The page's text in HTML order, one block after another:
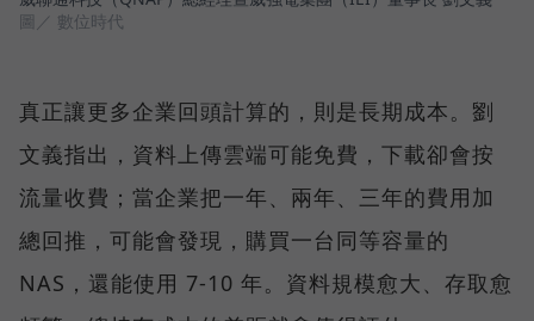
圖／ 數位時代
真正讓更多企業回頭計算的，則是長期成本。劉
文義指出，資料上傳雲端可能免費，下載卻會按
流量收費；當企業把一年、兩年、三年的費用加
總回推，可能會發現，購買一台同等容量的
NAS，還能使用 7-10 年。資料規模愈大、存取愈